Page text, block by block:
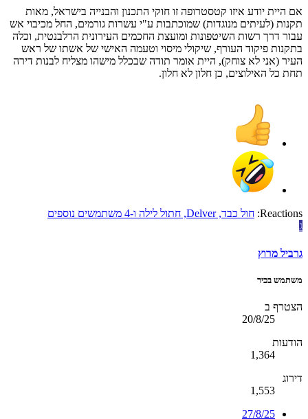
אם היית יודע איזו קטסטרופה זו חוקי התכנון והבנייה בישראל, מאות
תקנות (לעיתים מנוגדות) שמוכתבות ע"י עשרות גורמים, החל מכיבוי אש
עבור דרך רשות השיטפונות ומועצת החכמים העירונית הרלבנטית, וכלה
בתקנות פיקוד העורף, שיקולי מיסוי וטעמה האישי של אשתו של ראש
העיר (אני לא צוחק), היית אומר תודה שבכלל מישהו מצליח לבנות דירה
תחת כל האילוצים, כן חלון לא חלון.
Reactions: חול כבד,
Delver
, חתול לילה ו-4 משתמשים נוספים
ג
גרביל מרוץ
משתמש בכיר
הצטרף ב
20/8/25
הודעות
1,364
דירוג
1,553
27/8/25